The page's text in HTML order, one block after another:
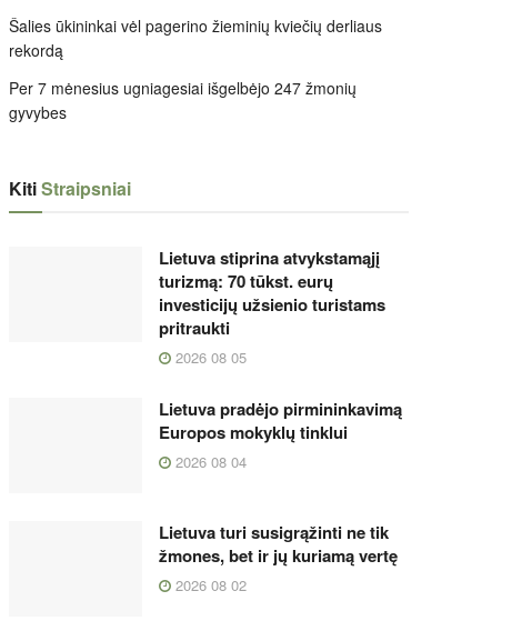
Šalies ūkininkai vėl pagerino žieminių kviečių derliaus
rekordą
Per 7 mėnesius ugniagesiai išgelbėjo 247 žmonių
gyvybes
KitiStraipsniai
Lietuva stiprina atvykstamąjį
turizmą: 70 tūkst. eurų
investicijų užsienio turistams
pritraukti
2026 08 05
Lietuva pradėjo pirmininkavimą
Europos mokyklų tinklui
2026 08 04
Lietuva turi susigrąžinti ne tik
žmones, bet ir jų kuriamą vertę
2026 08 02